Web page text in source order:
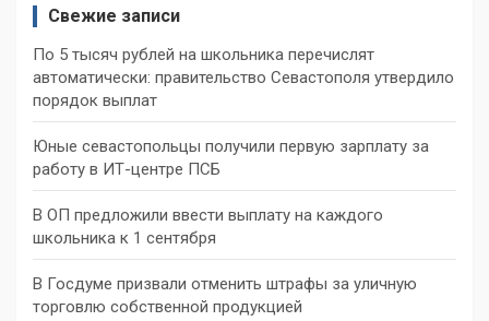
Свежие записи
По 5 тысяч рублей на школьника перечислят
автоматически: правительство Севастополя утвердило
порядок выплат
Юные севастопольцы получили первую зарплату за
работу в ИТ-центре ПСБ
В ОП предложили ввести выплату на каждого
школьника к 1 сентября
В Госдуме призвали отменить штрафы за уличную
торговлю собственной продукцией